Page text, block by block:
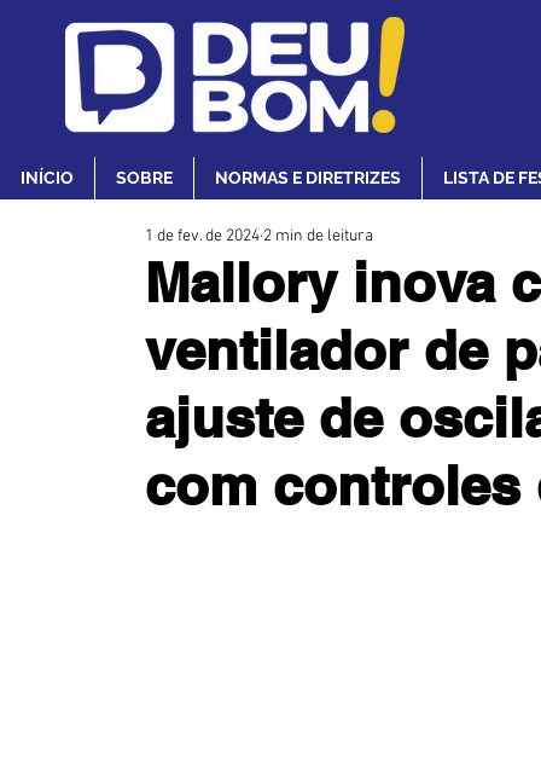
INÍCIO SOBRE NORMAS E DIRETRIZES LISTA DE
Mallory inova
ventilador de
ajuste de
com controles
1 de fev. de 2024 2 min de leitura